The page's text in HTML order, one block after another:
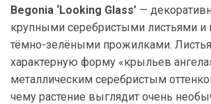
Begonia ‘Looking Glass’ —
крупными серебристыми листьями и
тёмно-зелёными прожилками.
характерную форму «крыльев
металлическим серебристым
чему растение выглядит очень